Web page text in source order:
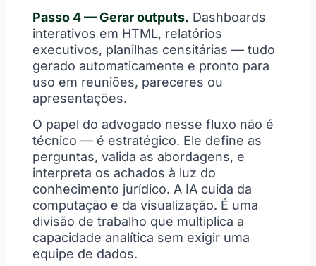
Passo 4 — Gerar outputs. Dashboards
interativos em HTML, relatórios
executivos, planilhas censitárias — tudo
gerado automaticamente e pronto para
uso em reuniões, pareceres ou
apresentações.
O papel do advogado nesse fluxo não é
técnico — é estratégico. Ele define as
perguntas, valida as abordagens, e
interpreta os achados à luz do
conhecimento jurídico. A IA cuida da
computação e da visualização. É uma
divisão de trabalho que multiplica a
capacidade analítica sem exigir uma
equipe de dados.